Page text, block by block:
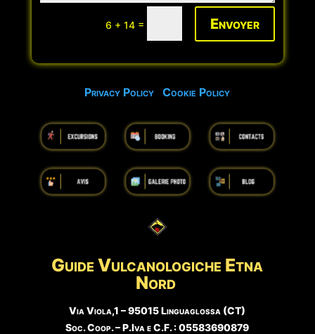
6 + 14 = Envoyer
Privacy PolicyCookie Policy
Guide Vulcanologiche Etna
Nord
Via Viola,1 – 95015 Linguaglossa (CT)
Soc. Coop. – P.Iva e C.F. : 05583690879